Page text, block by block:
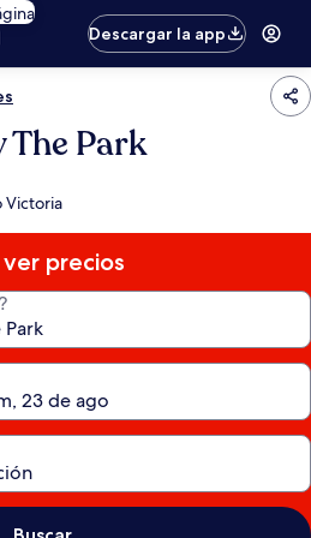
Descargar la app
The Park
Victoria
precios